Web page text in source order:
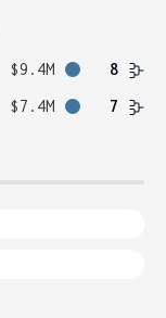
$9.4M
8
$7.4M 7